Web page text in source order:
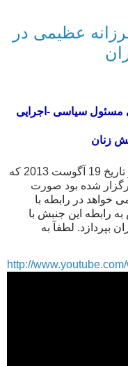
عظیمی در
مسئول سیاسی -اجرایی
زنان
.این مصاحبه در یک مهمانی خصوصی در تاریخ 19 آگوست 2013 که
شده بود صورت
خواهد در رابطه با
رابطه این جنبش با
بپردازد. لطفآ به
http://